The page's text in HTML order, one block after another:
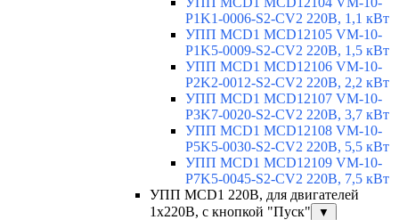
P1K1-0006-S2-CV2 220В, 1,1 кВт
УПП MCD1 MCD12105 VM-10-
P1K5-0009-S2-CV2 220В, 1,5 кВт
УПП MCD1 MCD12106 VM-10-
P2K2-0012-S2-CV2 220В, 2,2 кВт
УПП MCD1 MCD12107 VM-10-
P3K7-0020-S2-CV2 220В, 3,7 кВт
УПП MCD1 MCD12108 VM-10-
P5K5-0030-S2-CV2 220В, 5,5 кВт
УПП MCD1 MCD12109 VM-10-
P7K5-0045-S2-CV2 220В, 7,5 кВт
УПП MCD1 220В, для двигателей
1х220В, с кнопкой "Пуск"
▼